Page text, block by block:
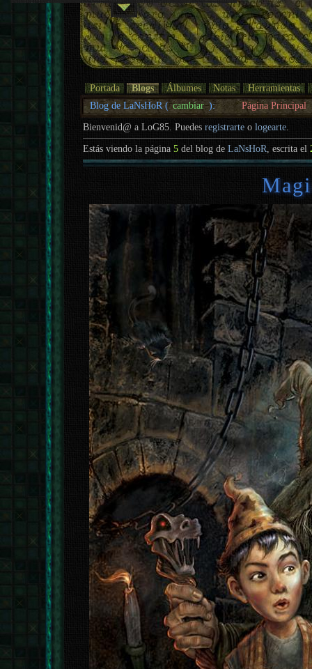
Portada Blogs Álbumes Notas
Herramientas
Blog de LaNsHoR ( cambiar ): Página Principal
Bienvenid@ a LoG85. Puedesregistrarte ologearte.
Estás viendo la página5 del blog deLaNsHoR , escrita el